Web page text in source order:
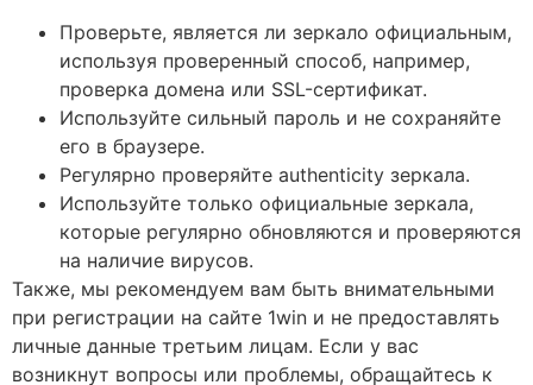
Проверьте, является ли зеркало официальным,
используя проверенный способ, например,
проверка домена или SSL-сертификат.
Используйте сильный пароль и не сохраняйте
его в браузере.
Регулярно проверяйте authenticity зеркала.
Используйте только официальные зеркала,
которые регулярно обновляются и проверяются
на наличие вирусов.
Также, мы рекомендуем вам быть внимательными
при регистрации на сайте 1win и не предоставлять
личные данные третьим лицам. Если у вас
возникнут вопросы или проблемы, обращайтесь к